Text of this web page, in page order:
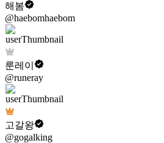
해봄
@haebomhaebom
룬레이
@runeray
고갈왕
@gogalking